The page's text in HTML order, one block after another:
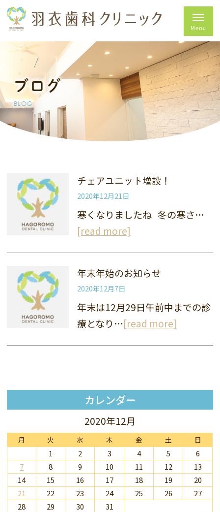
ブログ
BLOG
チェアユニット増設！
2020年12月21日
寒くなりましたね 冬の寒さ…
[read more]
年末年始のお知らせ
2020年12月7日
年末は12月29日午前中までの診
療となり…[read more]
カレンダー
2020年12月
月 火 水 木 金 土 日
1 2 3 4 5
6
7
8 9 10 11 12
13
14
15 16 17 18 19
20
21
22 23 24 25 26
27
28
29 30 31